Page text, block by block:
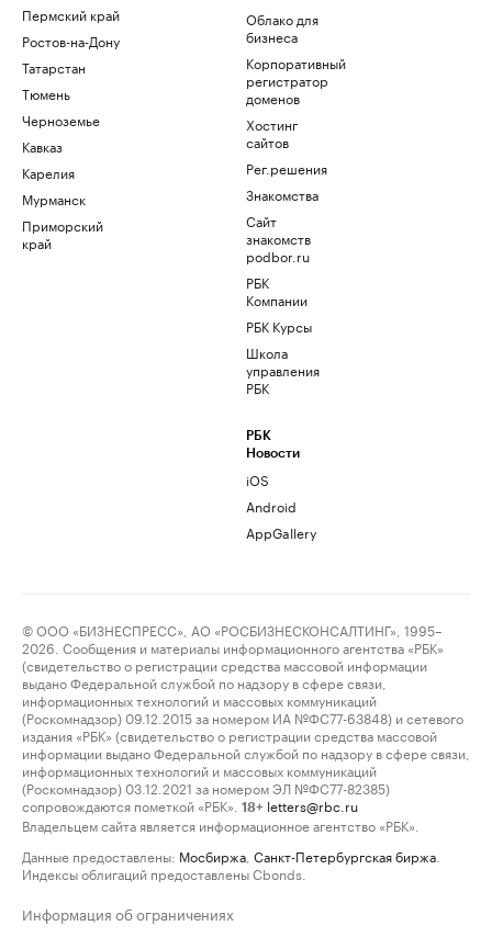
Пермский край
Ростов-на-Дону
Татарстан
Тюмень
Черноземье
Кавказ
Карелия
Мурманск
Приморский
край
Облако для
бизнеса
Корпоративный
регистратор
доменов
Хостинг
сайтов
Рег.решения
Знакомства
Сайт
знакомств
podbor.ru
РБК
Компании
РБК Курсы
Школа
управления
РБК
РБК
Новости
iOS
Android
AppGallery
© ООО «БИЗНЕСПРЕСС», АО «РОСБИЗНЕСКОНСАЛТИНГ», 1995–
2026. Сообщения и материалы информационного агентства «РБК»
(свидетельство о регистрации средства массовой информации
выдано Федеральной службой по надзору в сфере связи,
информационных технологий и массовых коммуникаций
(Роскомнадзор) 09.12.2015 за номером ИА №ФС77-63848) и сетевого
издания «РБК» (свидетельство о регистрации средства массовой
информации выдано Федеральной службой по надзору в сфере связи,
информационных технологий и массовых коммуникаций
(Роскомнадзор) 03.12.2021 за номером ЭЛ №ФС77-82385)
сопровождаются пометкой «РБК».
18+ letters@rbc.ru
Владельцем сайта является информационное агентство «РБК».
Данные предоставлены: Мосбиржа Санкт-Петербургская биржа
Индексы облигаций предоставлены Cbonds.
Информация об ограничениях